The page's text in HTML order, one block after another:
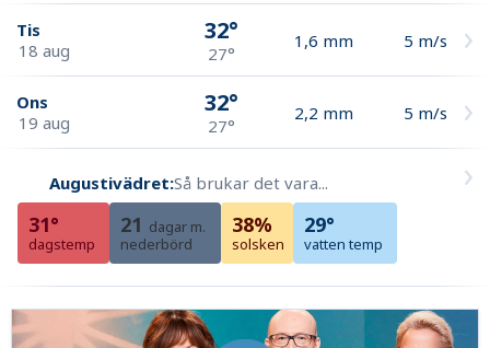
Tis
18 aug
32°
27°
1,6 mm 5 m/s
Ons
19 aug
32°
27°
2,2 mm 5 m/s
Augustivädret:Så brukar det vara...
31°
dagstemp
21 dagar m.
nederbörd
38%
solsken
29°
vatten temp